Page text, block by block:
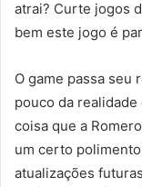
atrai? Curte jogos
bem este jogo é
O game passa seu
pouco da realidade
coisa que a
um certo
atualizações